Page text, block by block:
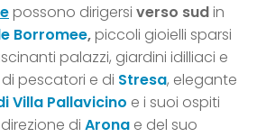
possono dirigersi verso sudin
Borromee,piccoli gioielli sparsi
palazzi, giardini idilliaci e
pescatori e di Stresa, elegante
Villa Pallavicino e i suoi ospiti
di Arona e del suo